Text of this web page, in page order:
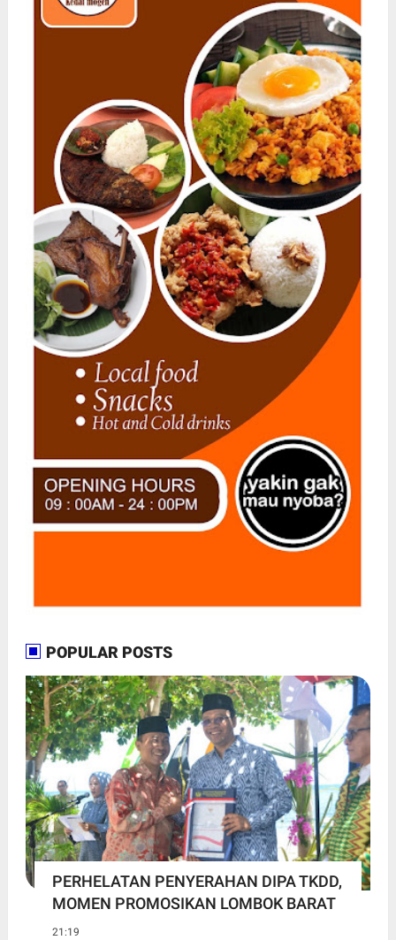
POPULAR POSTS
PERHELATAN PENYERAHAN DIPA TKDD,
MOMEN PROMOSIKAN LOMBOK BARAT
21:19